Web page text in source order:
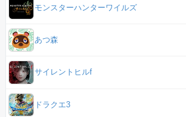
モンスターハンターワイルズ
あつ森
サイレントヒルf
ドラクエ3